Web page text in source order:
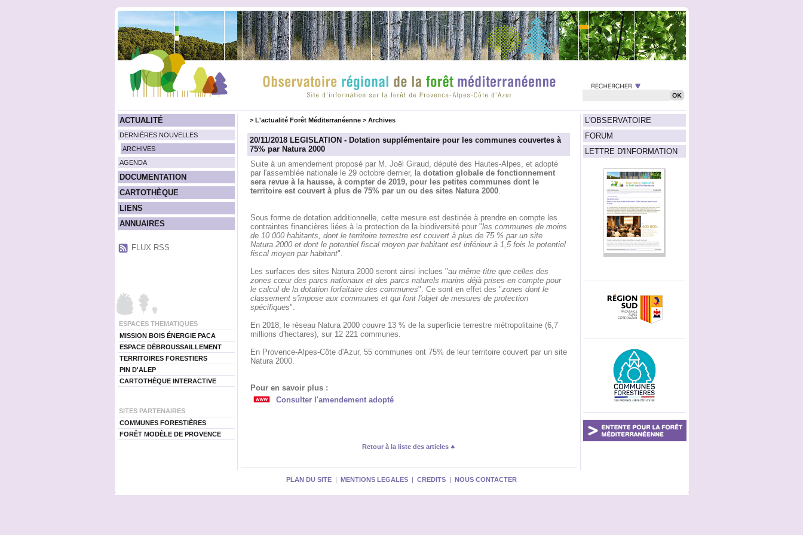
ACTUALITÉ
DERNIÈRES NOUVELLES
ARCHIVES
AGENDA
DOCUMENTATION
CARTOTHÈQUE
LIENS
ANNUAIRES
FLUX RSS
ESPACES THEMATIQUES
MISSION BOIS ÉNERGIE PACA
ESPACE DÉBROUSSAILLEMENT
TERRITOIRES FORESTIERS
PIN D'ALEP
CARTOTHÈQUE INTERACTIVE
SITES PARTENAIRES
COMMUNES FORESTIÈRES
FORÊT MODÈLE DE PROVENCE
L'OBSERVATOIRE
FORUM
LETTRE D'INFORMATION
> L'actualité Forêt Méditerranéenne> Archives
20/11/2018 LEGISLATION - Dotation supplémentaire pour les communes couvertes à
75% par Natura 2000
Suite à un amendement proposé par M. Joël Giraud, député des Hautes-Alpes, et adopté
par l'assemblée nationale le 29 octobre dernier, la dotation globale de fonctionnement
sera revue à la hausse, à compter de 2019, pour les petites communes dont le
territoire est couvert à plus de 75% par un ou des sites Natura 2000.
Sous forme de dotation additionnelle, cette mesure est destinée à prendre en compte les
contraintes financières liées à la protection de la biodiversité pour "les communes de moins
de 10 000 habitants, dont le territoire terrestre est couvert à plus de 75 % par un site
Natura 2000 et dont le potentiel fiscal moyen par habitant est inférieur à 1,5 fois le potentiel
fiscal moyen par habitant".
Les surfaces des sites Natura 2000 seront ainsi inclues "au même titre que celles des
zones cœur des parcs nationaux et des parcs naturels marins déjà prises en compte pour
le calcul de la dotation forfaitaire des communes". Ce sont en effet des "zones dont le
classement s'impose aux communes et qui font l'objet de mesures de protection
spécifiques".
En 2018, le réseau Natura 2000 couvre 13 % de la superficie terrestre métropolitaine (6,7
millions d'hectares), sur 12 221 communes.
En Provence-Alpes-Côte d'Azur, 55 communes ont 75% de leur territoire couvert par un site
Natura 2000.
Pour en savoir plus :
Consulter l'amendement adopté
Retour à la liste des articles
PLAN DU SITE | MENTIONS LEGALES | CREDITS | NOUS CONTACTER